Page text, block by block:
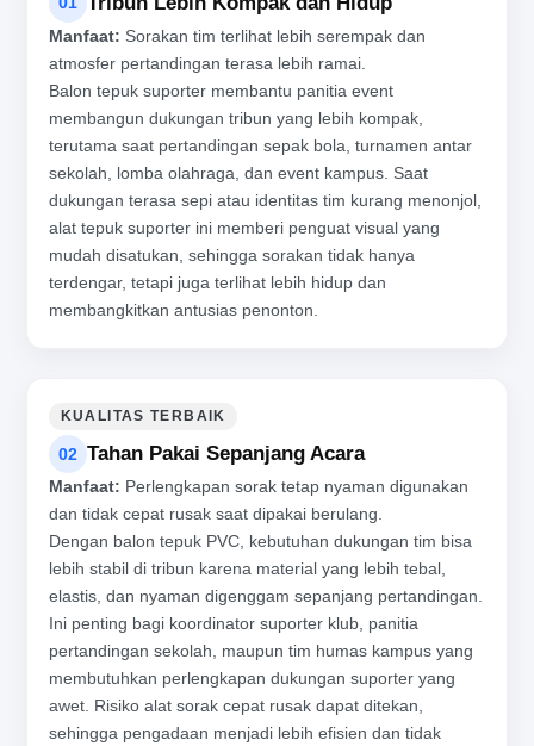
Manfaat: Sorakan tim terlihat lebih serempak dan
atmosfer pertandingan terasa lebih ramai.
Balon tepuk suporter membantu panitia event
membangun dukungan tribun yang lebih kompak,
terutama saat pertandingan sepak bola, turnamen antar
sekolah, lomba olahraga, dan event kampus. Saat
dukungan terasa sepi atau identitas tim kurang menonjol,
alat tepuk suporter ini memberi penguat visual yang
mudah disatukan, sehingga sorakan tidak hanya
terdengar, tetapi juga terlihat lebih hidup dan
membangkitkan antusias penonton.
KUALITAS TERBAIK
02 Tahan Pakai Sepanjang Acara
Manfaat: Perlengkapan sorak tetap nyaman digunakan
dan tidak cepat rusak saat dipakai berulang.
Dengan balon tepuk PVC, kebutuhan dukungan tim bisa
lebih stabil di tribun karena material yang lebih tebal,
elastis, dan nyaman digenggam sepanjang pertandingan.
Ini penting bagi koordinator suporter klub, panitia
pertandingan sekolah, maupun tim humas kampus yang
membutuhkan perlengkapan dukungan suporter yang
awet. Risiko alat sorak cepat rusak dapat ditekan,
sehingga pengadaan menjadi lebih efisien dan tidak